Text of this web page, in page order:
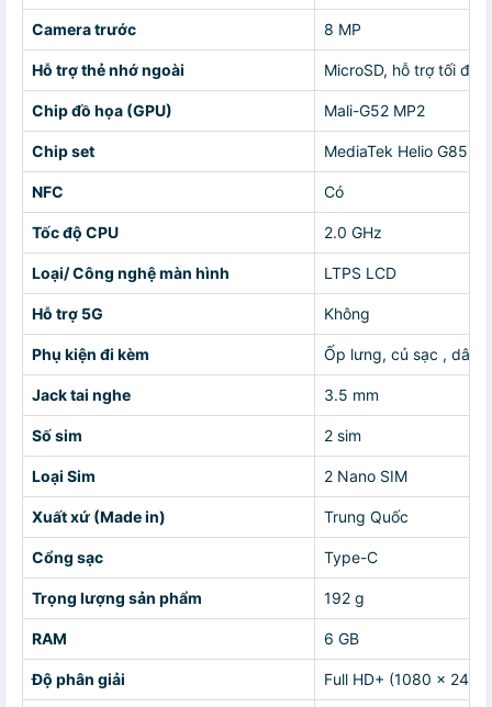
Camera trước 8 MP
Hỗ trợ thẻ nhớ ngoài MicroSD, hỗ trợ tối đa
Chip đồ họa (GPU) Mali-G52 MP2
Chip set MediaTek Helio G85 8
NFC Có
Tốc độ CPU 2.0 GHz
Loại/ Công nghệ màn hình LTPS LCD
Hỗ trợ 5G Không
Phụ kiện đi kèm Ốp lưng, củ sạc , dây
Jack tai nghe 3.5 mm
Số sim 2 sim
Loại Sim 2 Nano SIM
Xuất xứ (Made in) Trung Quốc
Cổng sạc Type-C
Trọng lượng sản phẩm 192 g
RAM 6 GB
Độ phân giải Full HD+ (1080 x 2412